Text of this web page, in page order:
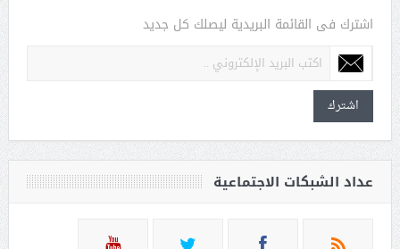
اشترك فى القائمة البريدية ليصلك كل جديد
اشترك
عداد الشبكات الاجتماعية